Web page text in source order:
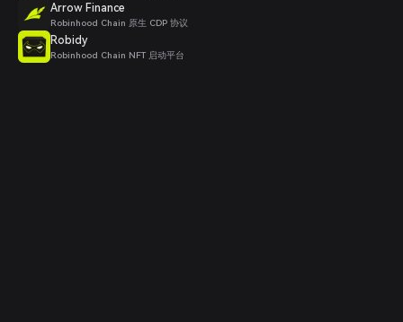
Arrow Finance
Robinhood Chain 原生 CDP 协议
Robidy
Robinhood Chain NFT 启动平台